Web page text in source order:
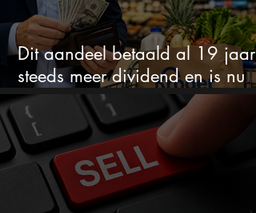
Dit aandeel betaald al 19 jaar
steeds meer dividend en is nu
goedkoop